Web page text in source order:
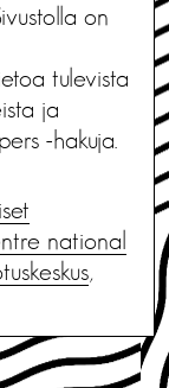
on
tulevista
ja
-hakuja.
national
,